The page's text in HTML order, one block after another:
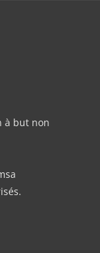
à but non